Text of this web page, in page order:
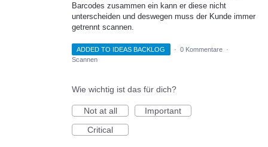
Barcodes zusammen ein kann er diese nicht
unterscheiden und deswegen muss der Kunde immer
getrennt scannen.
ADDED TO IDEAS BACKLOG · 0 Kommentare
·
Scannen
Wie wichtig ist das für dich?
Not at all
Important
Critical